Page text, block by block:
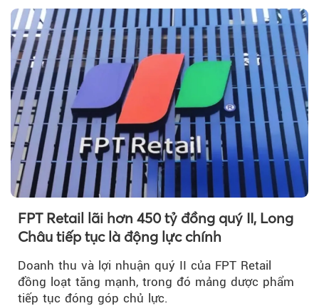
FPT Retail lãi hơn 450 tỷ đồng quý II, Long
Châu tiếp tục là động lực chính
Doanh thu và lợi nhuận quý II của FPT Retail
đồng loạt tăng mạnh, trong đó mảng dược phẩm
tiếp tục đóng góp chủ lực.